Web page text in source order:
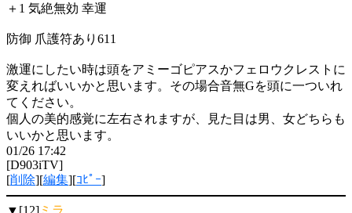
＋1 気絶無効 幸運
防御 爪護符あり611
激運にしたい時は頭をアミーゴピアスかフェロウクレストに
変えればいいかと思います。その場合音無Gを頭に一ついれ
てください。
個人の美的感覚に左右されますが、見た目は男、女どちらも
いいかと思います。
01/26 17:42
[D903iTV]
[削除][編集][ｺﾋﾟｰ]
▼[12] ミラ